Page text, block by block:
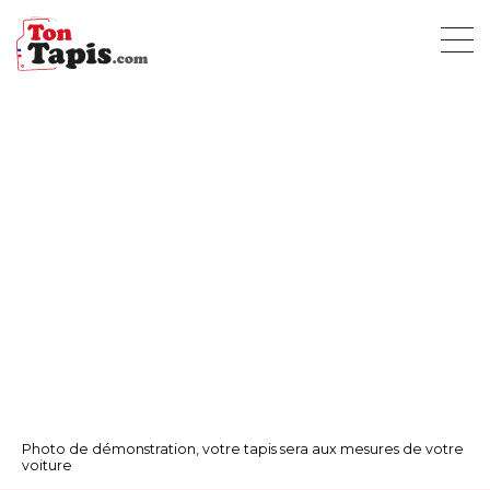
Photo de démonstration, votre tapis sera aux mesures de votre
voiture